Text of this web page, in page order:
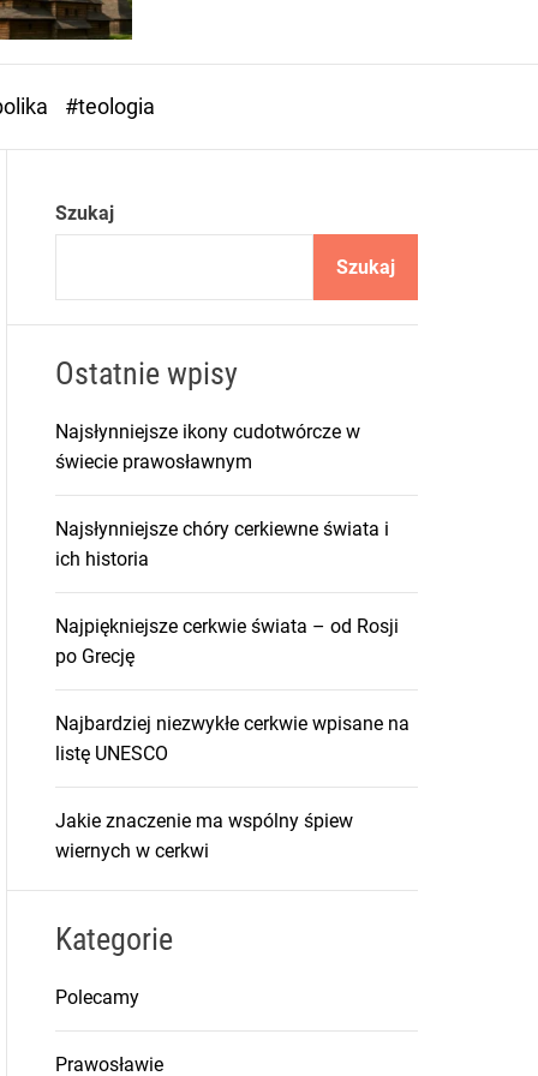
m
#teologia
Szukaj
Szukaj
Ostatnie wpisy
Najsłynniejsze ikony cudotwórcze w
świecie prawosławnym
Najsłynniejsze chóry cerkiewne świata i
ich historia
Najpiękniejsze cerkwie świata – od Rosji
po Grecję
Najbardziej niezwykłe cerkwie wpisane na
listę UNESCO
Jakie znaczenie ma wspólny śpiew
wiernych w cerkwi
Kategorie
Polecamy
Prawosławie